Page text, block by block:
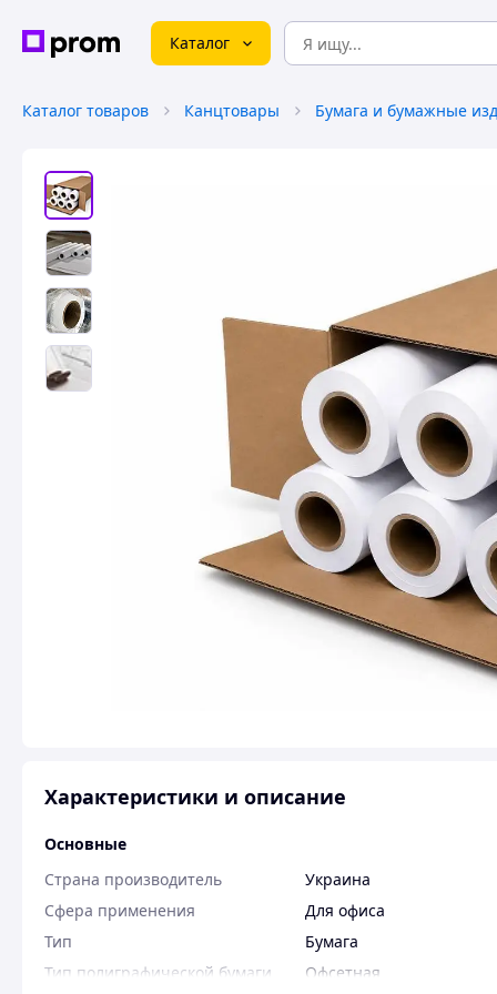
Каталог
Каталог товаров Канцтовары Бумага и бумажные
Характеристики и описание
Основные
Страна производитель
Украина
Сфера применения
Для офиса
Тип
Бумага
Тип полиграфической бумаги
Офсетная